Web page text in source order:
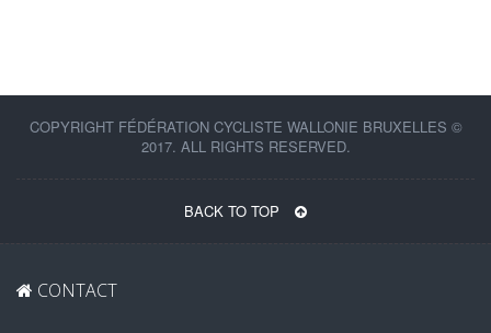
COPYRIGHT FÉDÉRATION CYCLISTE WALLONIE BRUXELLES ©
2017. ALL RIGHTS RESERVED.
BACK TO TOP
CONTACT